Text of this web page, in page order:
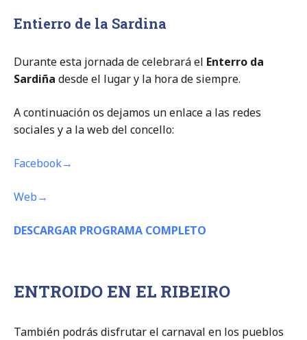
Entierro de la Sardina
Durante esta jornada de celebrará el Enterro da
Sardiña desde el lugar y la hora de siempre.
A continuación os dejamos un enlace a las redes
sociales y a la web del concello:
Facebook→
Web→
DESCARGAR PROGRAMA COMPLETO
ENTROIDO EN EL RIBEIRO
También podrás disfrutar el carnaval en los pueblos